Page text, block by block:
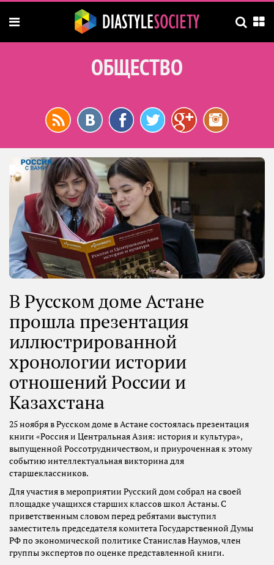
ОБЩЕСТВО
В Русском доме Астане
прошла презентация
иллюстрированной
хронологии истории
отношений России и
Казахстана
25 ноября в Русском доме в Астане состоялась презентация
книги «Россия и Центральная Азия: история и культура»,
выпущенной Россотрудничеством, и приуроченная к этому
событию интеллектуальная викторина для
старшеклассников.
Для участия в мероприятии Русский дом собрал на своей
площадке учащихся старших классов школ Астаны. С
приветственным словом перед ребятами выступил
заместитель председателя комитета Государственной Думы
РФ по экономической политике Станислав Наумов, член
группы экспертов по оценке представленной книги.